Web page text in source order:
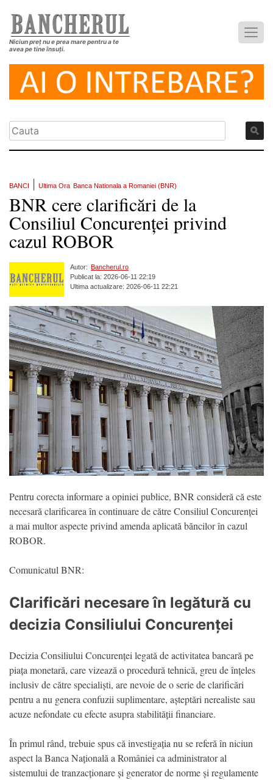
Niciun preț nu e prea mare pentru a te
avea pe tine însuți.
BANCI Ultima Ora Banca Nationala a Romaniei (BNR)
BNR cere clarificări de la
Consiliul Concurenței privind
cazul ROBOR
Autor: Bancherul.ro
Publicat la: 2026-06-11 22:19
Ultima actualizare: 2026-06-11 22:21
Pentru corecta informare a opiniei publice, BNR consideră că este
necesară clarificarea în continuare de către Consiliul Concurenței
a mai multor aspecte privind amenda aplicată băncilor în cazul
ROBOR.
Comunicatul BNR:
Clarificări necesare în legătură cu
decizia Consiliului Concurenței
Decizia Consiliului Concurenței legată de activitatea bancară pe
piața monetară, care vizează o procedură tehnică, greu de înțeles
inclusiv de către specialiști, are nevoie de o serie de clarificări
pentru a nu genera confuzii suplimentare, așteptări nerealiste sau
acuze nefondate cu efecte asupra stabilității financiare.
În primul rând, trebuie spus că investigația nu se referă în niciun
aspect la Banca Națională a României ca administrator al
sistemului de tranzacționare și generator de norme și regulamente